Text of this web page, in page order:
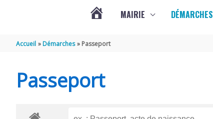
MAIRIE DÉMARCHES
Accueil Démarches Passeport
Passeport